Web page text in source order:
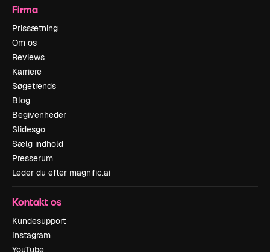
Firma
Prissætning
Om os
Reviews
Karriere
Søgetrends
Blog
Begivenheder
Slidesgo
Sælg indhold
Presserum
Leder du efter magnific.ai
Kontakt os
Kundesupport
Instagram
YouTube